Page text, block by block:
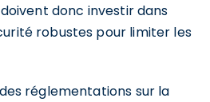
donc investir dans
robustes pour limiter les
réglementations sur la